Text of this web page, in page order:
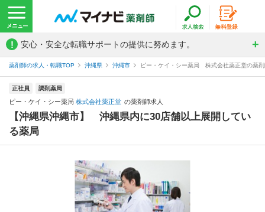
! 安心・安全な転職サポートの提供に努めます。
薬剤師の求人・転職TOP 沖縄県 沖縄市 ピー・ケイ・シー薬局 株式会社薬正堂の薬
正社員 調剤薬局
ピー・ケイ・シー薬局 株式会社薬正堂 の薬剤師求人
【沖縄県沖縄市】 沖縄県内に30店舗以上展開してい
る薬局